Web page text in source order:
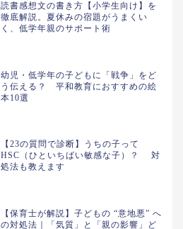
読書感想文の書き方【小学生向け】を
徹底解説。夏休みの宿題がうまくい
く、低学年親のサポート術
幼児・低学年の子どもに「戦争」をど
う伝える？ 平和教育におすすめの絵
本10選
【23の質問で診断】うちの子って
HSC（ひといちばい敏感な子）？ 対
処法も教えます
【保育士が解説】子どもの “意地悪” へ
の対処法｜「気質」と「親の影響」ど